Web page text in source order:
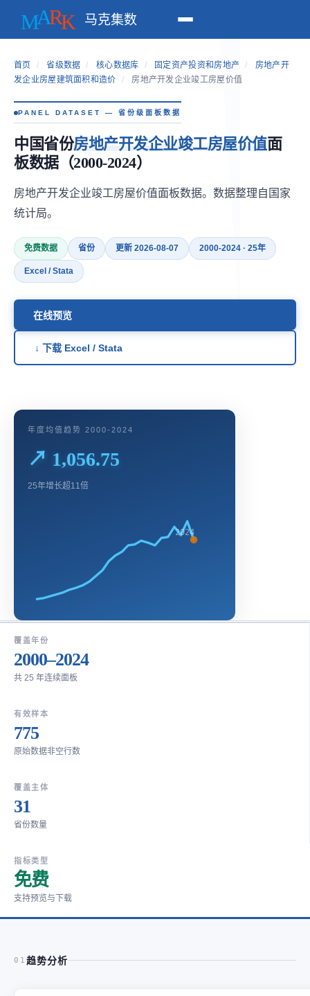
马克集数
首页 / 省级数据 / 核心数据库 / 固定资产投资和房地产 /
房地产开
发企业房屋建筑面积和造价
/ 房地产开发企业竣工房屋价值
PANEL DATASET — 省份级面板数据
中国省份房地产开发企业竣工房屋价值面
板数据（2000-2024）
房地产开发企业竣工房屋价值面板数据。数据整理自国家
统计局。
免费数据 省份 更新 2026-08-07 2000-2024 · 25年
Excel / Stata
在线预览
↓ 下载 Excel / Stata
年度均值趋势 2000-2024
↗ 1,056.75
25年增长超11倍
2024
覆盖年份
2000–2024
共 25 年连续面板
有效样本
775
原始数据非空行数
覆盖主体
31
省份数量
指标类型
免费
支持预览与下载
01 趋势分析